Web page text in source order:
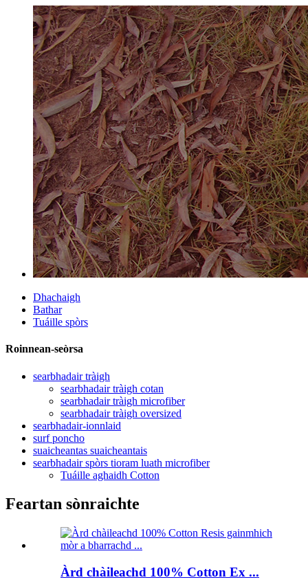
Dhachaigh
Bathar
Tuáille spòrs
Roinnean-seòrsa
searbhadair tràigh
searbhadair tràigh cotan
searbhadair tràigh microfiber
searbhadair tràigh oversized
searbhadair-ionnlaid
surf poncho
suaicheantas suaicheantais
searbhadair spòrs tioram luath microfiber
Tuáille aghaidh Cotton
Feartan sònraichte
Àrd chàileachd 100% Cotton Ex ...